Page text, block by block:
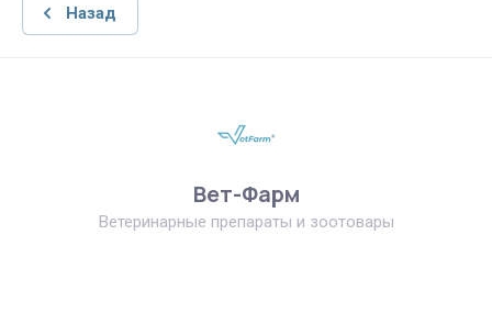
Назад
Вет-Фарм
Ветеринарные препараты и зоотовары